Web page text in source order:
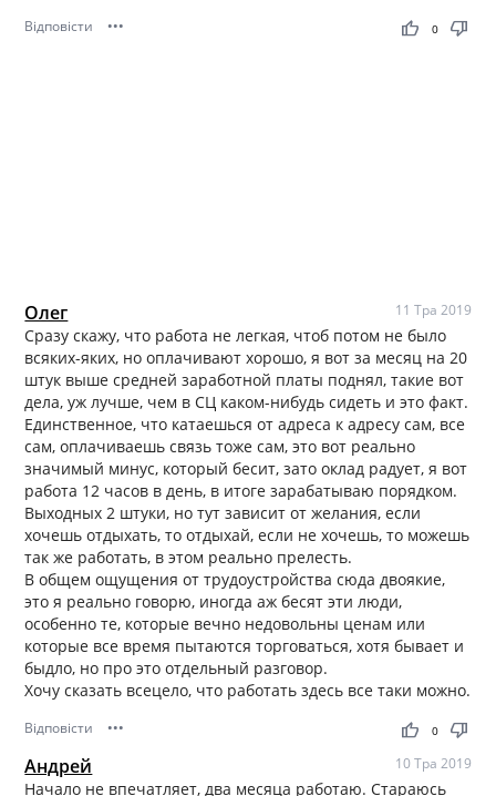
Відповісти ••• thumb_up thumb_down
0
Олег 11 Тра 2019
Сразу скажу, что работа не легкая, чтоб потом не было
всяких-яких, но оплачивают хорошо, я вот за месяц на 20
штук выше средней заработной платы поднял, такие вот
дела, уж лучше, чем в СЦ каком-нибудь сидеть и это факт.
Единственное, что катаешься от адреса к адресу сам, все
сам, оплачиваешь связь тоже сам, это вот реально
значимый минус, который бесит, зато оклад радует, я вот
работа 12 часов в день, в итоге зарабатываю порядком.
Выходных 2 штуки, но тут зависит от желания, если
хочешь отдыхать, то отдыхай, если не хочешь, то можешь
так же работать, в этом реально прелесть.
В общем ощущения от трудоустройства сюда двоякие,
это я реально говорю, иногда аж бесят эти люди,
особенно те, которые вечно недовольны ценам или
которые все время пытаются торговаться, хотя бывает и
быдло, но про это отдельный разговор.
Хочу сказать всецело, что работать здесь все таки можно.
Відповісти ••• thumb_up thumb_down
0
Андрей 10 Тра 2019
Начало не впечатляет, два месяца работаю. Стараюсь